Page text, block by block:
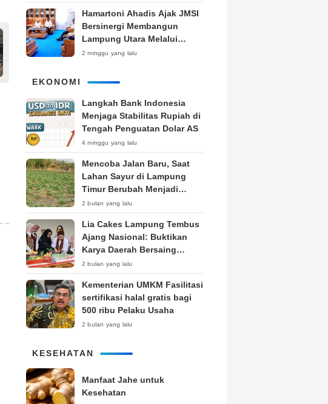
Hamartoni Ahadis Ajak JMSI
Bersinergi Membangun
Lampung Utara Melalui
Pemberitaan
2 minggu yang lalu
EKONOMI
Langkah Bank Indonesia
Menjaga Stabilitas Rupiah di
Tengah Penguatan Dolar AS
4 minggu yang lalu
Mencoba Jalan Baru, Saat
Lahan Sayur di Lampung
Timur Berubah Menjadi
Kebun Tembakau
2 bulan yang lalu
Lia Cakes Lampung Tembus
Ajang Nasional: Buktikan
Karya Daerah Bersaing
Setara Kota Besar
2 bulan yang lalu
Kementerian UMKM Fasilitasi
sertifikasi halal gratis bagi
500 ribu Pelaku Usaha
2 bulan yang lalu
KESEHATAN
Manfaat Jahe untuk
Kesehatan